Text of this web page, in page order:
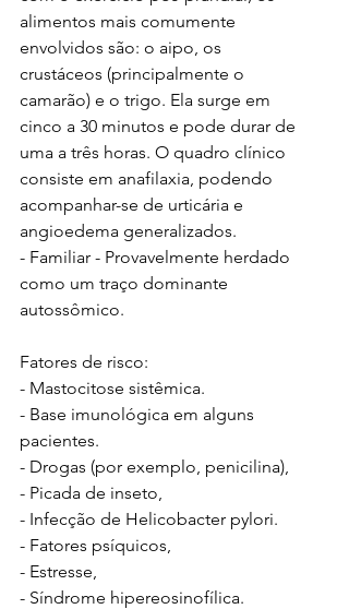
alimentos mais comumente
envolvidos são: o aipo, os
crustáceos (principalmente o
camarão) e o trigo. Ela surge em
cinco a 30 minutos e pode durar de
uma a três horas. O quadro clínico
consiste em anafilaxia, podendo
acompanhar-se de urticária e
angioedema generalizados.
- Familiar - Provavelmente herdado
como um traço dominante
autossômico.
Fatores de risco:
- Mastocitose sistêmica.
- Base imunológica em alguns
pacientes.
- Drogas (por exemplo, penicilina),
- Picada de inseto,
- Infecção de Helicobacter pylori.
- Fatores psíquicos,
- Estresse,
- Síndrome hipereosinofílica.